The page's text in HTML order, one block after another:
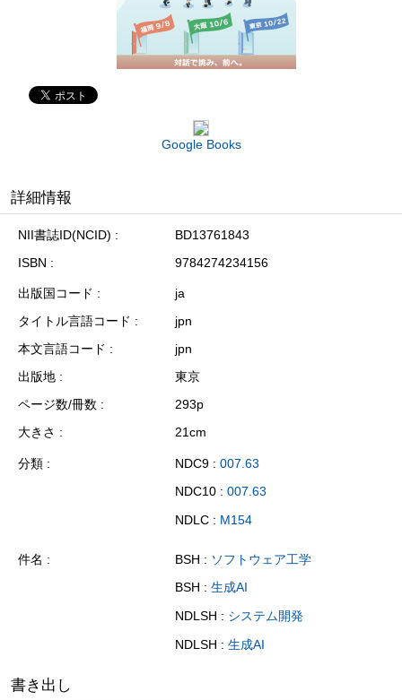
Google Books
詳細情報
NII書誌ID(NCID)
BD13761843
ISBN
9784274234156
出版国コード
ja
タイトル言語コード
jpn
本文言語コード
jpn
出版地
東京
ページ数/冊数
293p
大きさ
21cm
分類 NDC9 : 007.63
NDC10 : 007.63
NDLC : M154
件名 BSH : ソフトウェア工学
BSH : 生成AI
NDLSH : システム開発
NDLSH : 生成AI
書き出し